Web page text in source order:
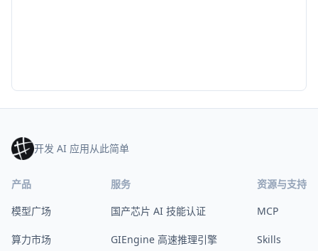
开发 AI 应用从此简单
产品
模型广场
算力市场
服务
国产芯片 AI 技能认证
GIEngine 高速推理引擎
资源与支持
MCP
Skills